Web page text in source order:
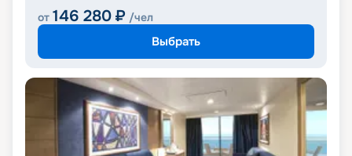
от 146 280 ₽ /чел
Выбрать